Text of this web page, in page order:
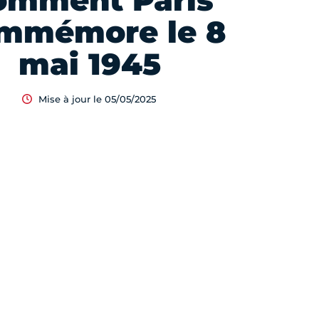
le 8
mai 1945
Mise à jour le 05/05/2025